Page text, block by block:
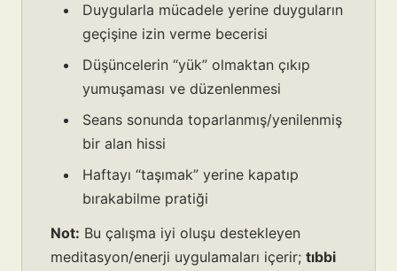
Duygularla mücadele yerine duyguların
geçişine izin verme becerisi
Düşüncelerin “yük” olmaktan çıkıp
yumuşaması ve düzenlenmesi
Seans sonunda toparlanmış/yenilenmiş
bir alan hissi
Haftayı “taşımak” yerine kapatıp
bırakabilme pratiği
Not: Bu çalışma iyi oluşu destekleyen
meditasyon/enerji uygulamaları içerir; tıbbi